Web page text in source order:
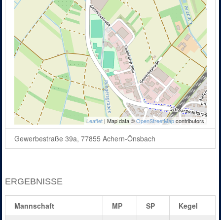
Leaflet| Map data ©OpenStreetMapcontributors
Gewerbestraße 39a, 77855 Achern-Önsbach
ERGEBNISSE
Mannschaft MP SP Kegel